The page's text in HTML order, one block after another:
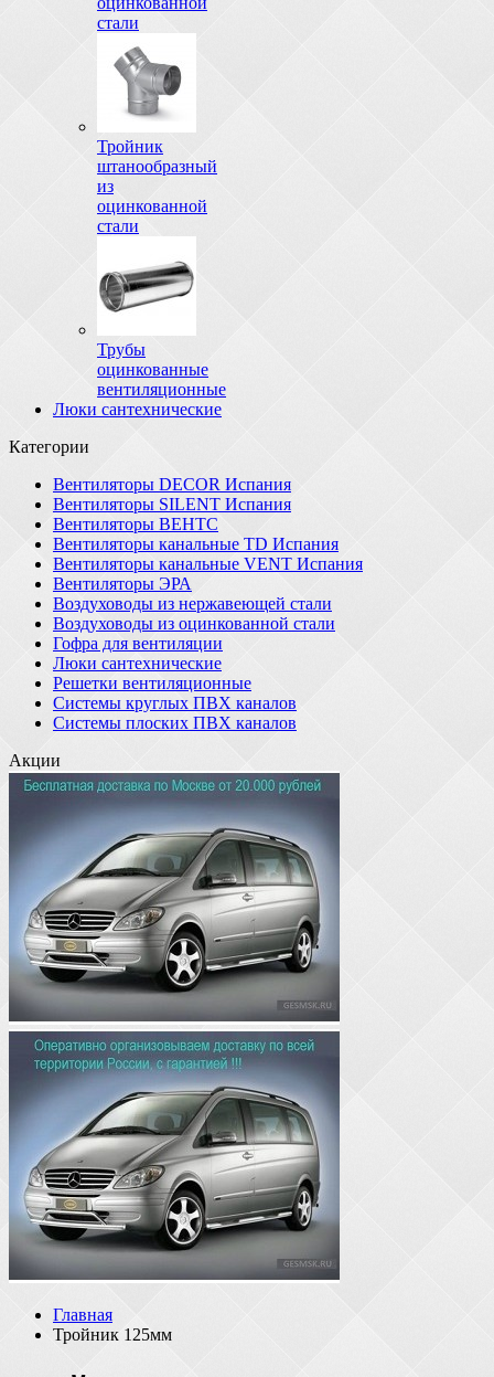
стали
Тройник
штанообразный
из
оцинкованной
стали
Трубы
оцинкованные
вентиляционные
Люки сантехнические
Категории
Вентиляторы DECOR Испания
Вентиляторы SILENT Испания
Вентиляторы ВЕНТС
Вентиляторы канальные TD Испания
Вентиляторы канальные VENT Испания
Вентиляторы ЭРА
Воздуховоды из нержавеющей стали
Воздуховоды из оцинкованной стали
Гофра для вентиляции
Люки сантехнические
Решетки вентиляционные
Системы круглых ПВХ каналов
Системы плоских ПВХ каналов
Акции
Главная
Тройник 125мм